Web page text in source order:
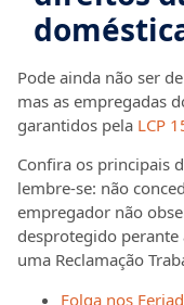
Pode ainda não ser
mas as empregadas
garantidos pela LCP
Confira os principais
lembre-se: não
empregador não
desprotegido
uma Reclamação
Folga nos